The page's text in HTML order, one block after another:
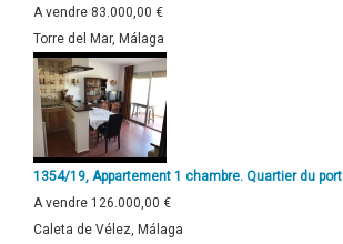
A vendre 83.000,00 €
Torre del Mar, Málaga
1354/19, Appartement 1 chambre. Quartier du port
A vendre 126.000,00 €
Caleta de Vélez, Málaga